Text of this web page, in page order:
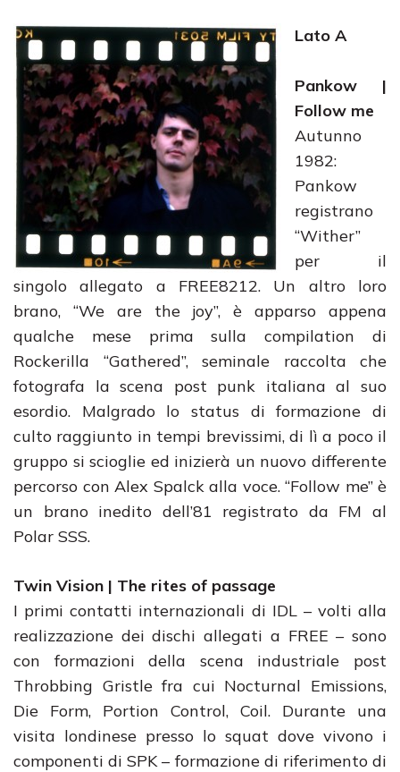
Lato A
Pankow |
Follow me
Autunno
1982:
Pankow
registrano
“Wither”
per il
singolo allegato a FREE8212. Un altro loro
brano, “We are the joy”, è apparso appena
qualche mese prima sulla compilation di
Rockerilla “Gathered”, seminale raccolta che
fotografa la scena post punk italiana al suo
esordio. Malgrado lo status di formazione di
culto raggiunto in tempi brevissimi, di lì a poco il
gruppo si scioglie ed inizierà un nuovo differente
percorso con Alex Spalck alla voce. “Follow me” è
un brano inedito dell’81 registrato da FM al
Polar SSS.
Twin Vision | The rites of passage
I primi contatti internazionali di IDL – volti alla
realizzazione dei dischi allegati a FREE – sono
con formazioni della scena industriale post
Throbbing Gristle fra cui Nocturnal Emissions,
Die Form, Portion Control, Coil. Durante una
visita londinese presso lo squat dove vivono i
componenti di SPK – formazione di riferimento di